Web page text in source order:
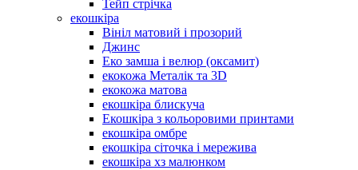
Тейп стрічка
екошкіра
Вініл матовий і прозорий
Джинс
Еко замша і велюр (оксамит)
екокожа Металік та 3D
екокожа матова
екошкіра блискуча
Екошкіра з кольоровими принтами
екошкіра омбре
екошкіра сіточка і мережива
екошкіра хз малюнком